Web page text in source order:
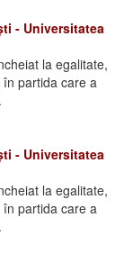
- Universitatea
la egalitate,
partida care a
- Universitatea
la egalitate,
partida care a